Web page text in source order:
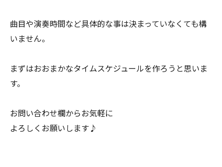
曲目や演奏時間など具体的な事は決まっていなくても構
いません。
まずはおおまかなタイムスケジュールを作ろうと思いま
す。
お問い合わせ欄からお気軽に
よろしくお願いします♪